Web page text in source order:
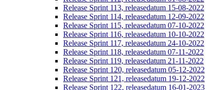
Release Sprint 113, releasedatum 15-08-2022
Release Sprint 114, releasedatum 12-09-2022
Release Sprint 115, releasedatum 07-10-2022
Release Sprint 116, releasedatum 10-10-2022
Release Sprint 117, releasedatum 24-10-2022
Release Sprint 118, releasedatum 07-11-2022
Release Sprint 119, releasedatum 21-11-2022
Release Sprint 120, releasedatum 05-12-2022
Release Sprint 121, releasedatum 19-12-2022
Release Sprint 122, releasedatum 16-01-2023